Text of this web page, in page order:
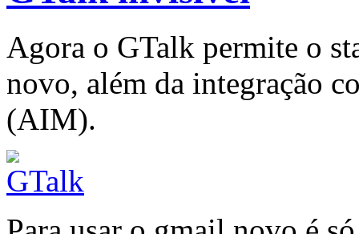
Agora o GTalk permite o
novo, além da integração
(AIM).